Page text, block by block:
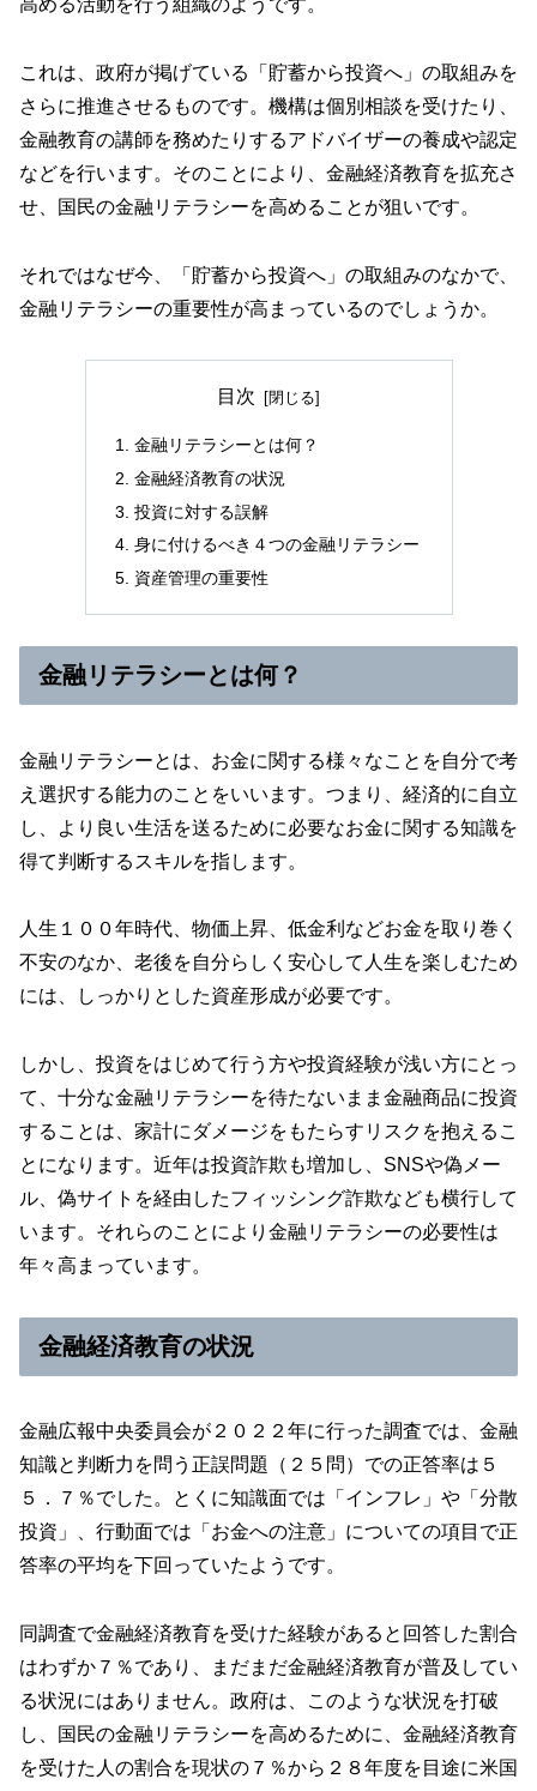
高める活動を行う組織のようです。
これは、政府が掲げている「貯蓄から投資へ」の取組みを
さらに推進させるものです。機構は個別相談を受けたり、
金融教育の講師を務めたりするアドバイザーの養成や認定
などを行います。そのことにより、金融経済教育を拡充さ
せ、国民の金融リテラシーを高めることが狙いです。
それではなぜ今、「貯蓄から投資へ」の取組みのなかで、
金融リテラシーの重要性が高まっているのでしょうか。
目次
金融リテラシーとは何？
金融経済教育の状況
投資に対する誤解
身に付けるべき４つの金融リテラシー
資産管理の重要性
金融リテラシーとは何？
金融リテラシーとは、お金に関する様々なことを自分で考
え選択する能力のことをいいます。つまり、経済的に自立
し、より良い生活を送るために必要なお金に関する知識を
得て判断するスキルを指します。
人生１００年時代、物価上昇、低金利などお金を取り巻く
不安のなか、老後を自分らしく安心して人生を楽しむため
には、しっかりとした資産形成が必要です。
しかし、投資をはじめて行う方や投資経験が浅い方にとっ
て、十分な金融リテラシーを待たないまま金融商品に投資
することは、家計にダメージをもたらすリスクを抱えるこ
とになります。近年は投資詐欺も増加し、SNSや偽メー
ル、偽サイトを経由したフィッシング詐欺なども横行して
います。それらのことにより金融リテラシーの必要性は
年々高まっています。
金融経済教育の状況
金融広報中央委員会が２０２２年に行った調査では、金融
知識と判断力を問う正誤問題（２５問）での正答率は５
５．７％でした。とくに知識面では「インフレ」や「分散
投資」、行動面では「お金への注意」についての項目で正
答率の平均を下回っていたようです。
同調査で金融経済教育を受けた経験があると回答した割合
はわずか７％であり、まだまだ金融経済教育が普及してい
る状況にはありません。政府は、このような状況を打破
し、国民の金融リテラシーを高めるために、金融経済教育
を受けた人の割合を現状の７％から２８年度を目途に米国